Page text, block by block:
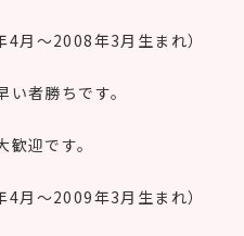
月〜2008年3月生まれ）
者勝ちです。
歓迎です。
月〜2009年3月生まれ）